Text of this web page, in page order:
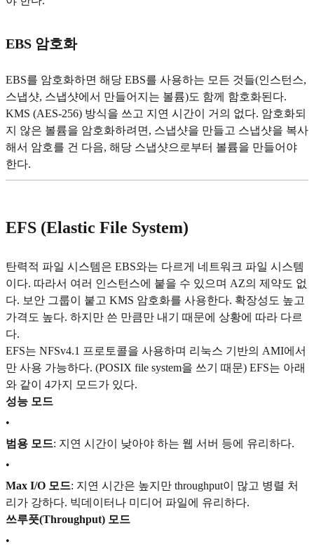
EBS 암호화
EBS를 암호화하면 해당 EBS를 사용하는 모든 것들(인스턴스,
스냅샷, 스냅샷에서 만들어지는 볼륨)도 함께 함호화된다.
KMS (AES-256) 방식을 쓰고 지연 시간이 거의 없다. 암호화되
지 않은 볼륨을 암호화하려면, 스냅샷을 만들고 스냅샷을 복사
해서 암호를 건 다음, 해당 스냅샷으로부터 볼륨을 만들어야
한다.
EFS (Elastic File System)
탄력적 파일 시스템은 EBS와는 다르게 네트워크 파일 시스템
이다. 따라서 여러 인스턴스에 붙을 수 있으며 AZ의 제약도 없
다. 보안 그룹이 붙고 KMS 암호화를 사용한다. 확장성도 높고
가격도 높다. 하지만 쓴 만큼만 내기 때문에 상황에 따라 다르
다.
EFS는 NFSv4.1 프로토콜을 사용하며 리눅스 기반의 AMI에서
만 사용 가능하다. (POSIX file system을 쓰기 때문) EFS는 아래
와 같이 4가지 모드가 있다.
성능 모드
•
범용 모드: 지연 시간이 낮아야 하는 웹 서버 등에 유리하다.
•
Max I/O 모드: 지연 시간은 높지만 throughput이 많고 병렬 처
리가 강하다. 빅데이터나 미디어 파일에 유리하다.
쓰루풋(Throughput) 모드
•